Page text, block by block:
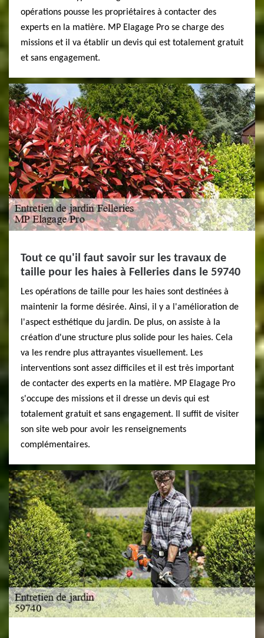
opérations pousse les propriétaires à contacter des
experts en la matière. MP Elagage Pro se charge des
missions et il va établir un devis qui est totalement gratuit
et sans engagement.
Tout ce qu'il faut savoir sur les travaux de
taille pour les haies à Felleries dans le 59740
Les opérations de taille pour les haies sont destinées à
maintenir la forme désirée. Ainsi, il y a l'amélioration de
l'aspect esthétique du jardin. De plus, on assiste à la
création d'une structure plus solide pour les haies. Cela
va les rendre plus attrayantes visuellement. Les
interventions sont assez difficiles et il est très important
de contacter des experts en la matière. MP Elagage Pro
s'occupe des missions et il dresse un devis qui est
totalement gratuit et sans engagement. Il suffit de visiter
son site web pour avoir les renseignements
complémentaires.